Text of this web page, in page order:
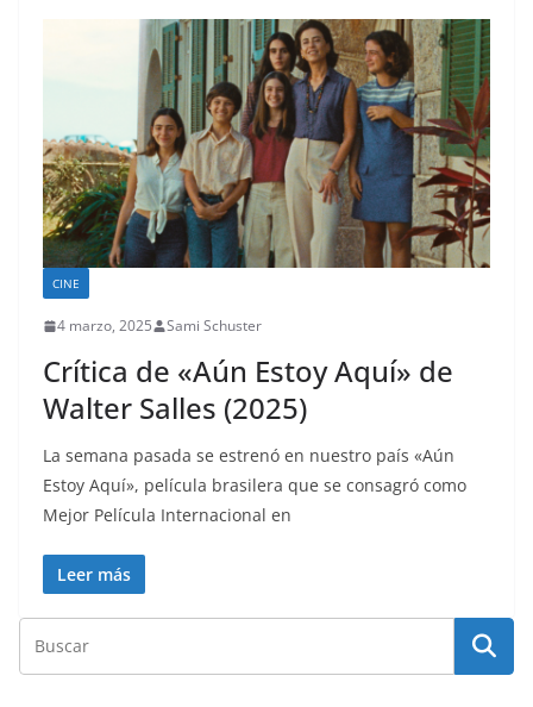
CINE
4 marzo, 2025 Sami Schuster
Crítica de «Aún Estoy Aquí» de
Walter Salles (2025)
La semana pasada se estrenó en nuestro país «Aún
Estoy Aquí», película brasilera que se consagró como
Mejor Película Internacional en
Leer más